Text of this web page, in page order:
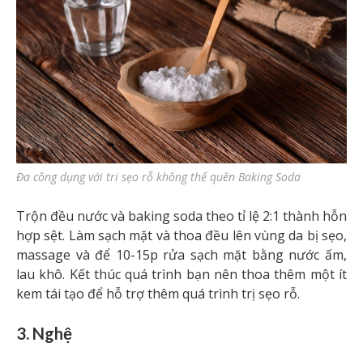
Đa công dụng với tri sẹo rỗ không thể quên Baking Soda
Trộn đều nước và baking soda theo tỉ lệ 2:1 thành hỗn
hợp sệt. Làm sạch mặt và thoa đều lên vùng da bị sẹo,
massage và để 10-15p rửa sạch mặt bằng nước ấm,
lau khô. Kết thúc quá trình bạn nên thoa thêm một ít
kem tái tạo để hỗ trợ thêm quá trình trị sẹo rỗ.
3. Nghệ